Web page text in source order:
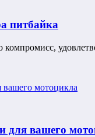
питбайка
компромисс,
для вашего